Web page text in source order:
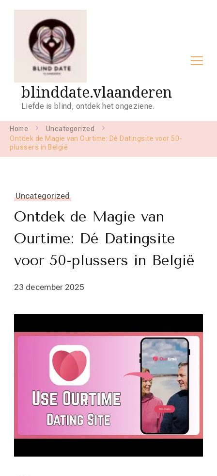
blinddate.vlaanderen
Liefde is blind, ontdek het ongeziene.
Home
Uncategorized
Ontdek de Magie van Ourtime: Dé Datingsite voor 50-
plussers in België
Uncategorized
Ontdek de Magie van
Ourtime: Dé Datingsite
voor 50-plussers in België
23 december 2025